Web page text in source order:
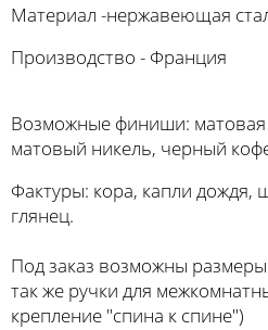
Материал -нержавеющая
Производство - Франция
Возможные финиши: матовая
матовый никель, черный
Фактуры: кора, капли дождя,
глянец.
Под заказ возможны
так же ручки для
крепление "спина к спине")